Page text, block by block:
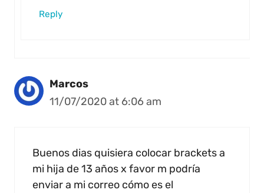
Reply
Marcos
11/07/2020 at 6:06 am
Buenos dias quisiera colocar brackets a
mi hija de 13 años x favor m podría
enviar a mi correo cómo es el